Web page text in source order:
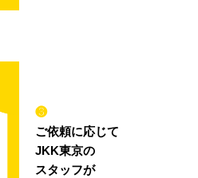
❸
ご依頼に応じて
JKK東京の
スタッフが